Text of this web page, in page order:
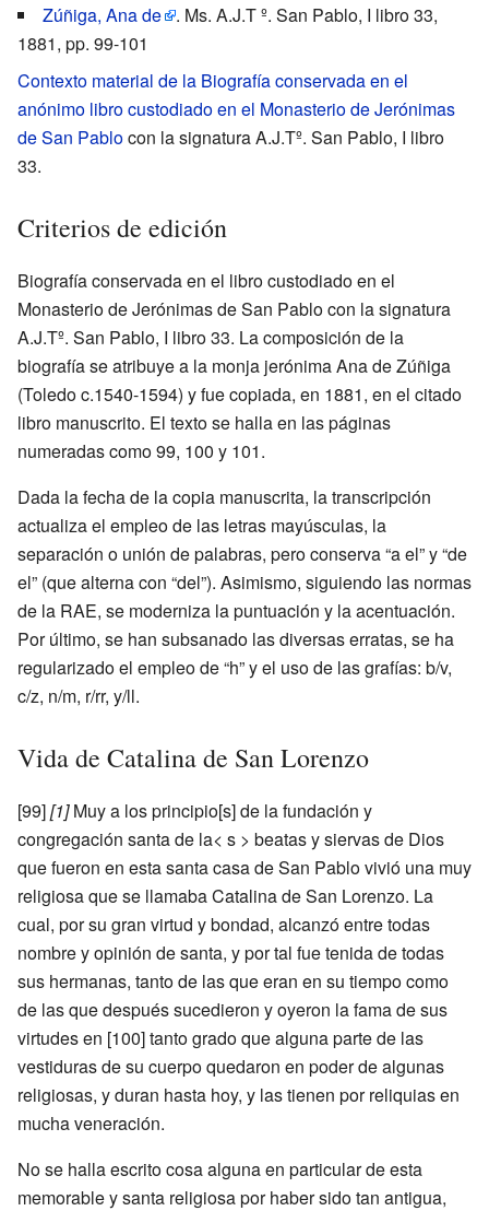
Zúñiga, Ana de
. Ms. A.J.T º. San Pablo, I libro 33,
1881, pp. 99-101
Contexto material de la Biografía conservada en el
anónimo libro custodiado en el Monasterio de Jerónimas
de San Pablocon la signatura A.J.Tº. San Pablo, I libro
33.
Criterios de edición
Biografía conservada en el libro custodiado en el
Monasterio de Jerónimas de San Pablo con la signatura
A.J.Tº. San Pablo, I libro 33. La composición de la
biografía se atribuye a la monja jerónima Ana de Zúñiga
(Toledo c.1540-1594) y fue copiada, en 1881, en el citado
libro manuscrito. El texto se halla en las páginas
numeradas como 99, 100 y 101.
Dada la fecha de la copia manuscrita, la transcripción
actualiza el empleo de las letras mayúsculas, la
separación o unión de palabras, pero conserva “a el” y “de
el” (que alterna con “del”). Asimismo, siguiendo las normas
de la RAE, se moderniza la puntuación y la acentuación.
Por último, se han subsanado las diversas erratas, se ha
regularizado el empleo de “h” y el uso de las grafías: b/v,
c/z, n/m, r/rr, y/ll.
Vida de Catalina de San Lorenzo
[99][1]Muy a los principio[s] de la fundación y
congregación santa de la< s > beatas y siervas de Dios
que fueron en esta santa casa de San Pablo vivió una muy
religiosa que se llamaba Catalina de San Lorenzo. La
cual, por su gran virtud y bondad, alcanzó entre todas
nombre y opinión de santa, y por tal fue tenida de todas
sus hermanas, tanto de las que eran en su tiempo como
de las que después sucedieron y oyeron la fama de sus
virtudes en [100] tanto grado que alguna parte de las
vestiduras de su cuerpo quedaron en poder de algunas
religiosas, y duran hasta hoy, y las tienen por reliquias en
mucha veneración.
No se halla escrito cosa alguna en particular de esta
memorable y santa religiosa por haber sido tan antigua,